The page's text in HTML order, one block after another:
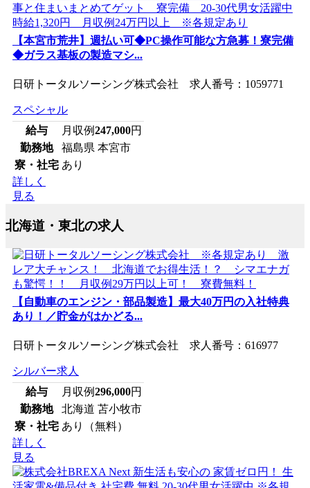
【本宮市荒井】週払い可◆PC操作可能な方急募！寮完備
◆ガラス基板の製造マシ...
日研トータルソーシング株式会社 求人番号：1059771
スペシャル
給与
月収例247,000円
勤務地
福島県 本宮市
寮・社宅 あり
詳しく
見る
北海道・東北の求人
【自動車のエンジン・部品製造】最大40万円の入社特典
あり！／貯金がはかどる...
日研トータルソーシング株式会社 求人番号：616977
シルバー求人
給与
月収例296,000円
勤務地
北海道 苫小牧市
寮・社宅 あり（無料）
詳しく
見る